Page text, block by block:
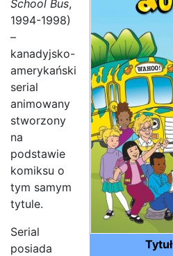
Tytuł
School Bus,
1994-1998)
–
kanadyjsko-
amerykański
serial
animowany
stworzony
na
podstawie
komiksu o
tym samym
tytule.
Serial
posiada